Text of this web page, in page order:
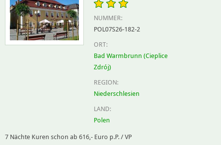
NUMMER:
POL07S26-182-2
ORT:
Bad Warmbrunn (Cieplice
Zdrój)
REGION:
Niederschlesien
LAND:
Polen
7 Nächte Kuren schon ab 616,- Euro p.P. / VP